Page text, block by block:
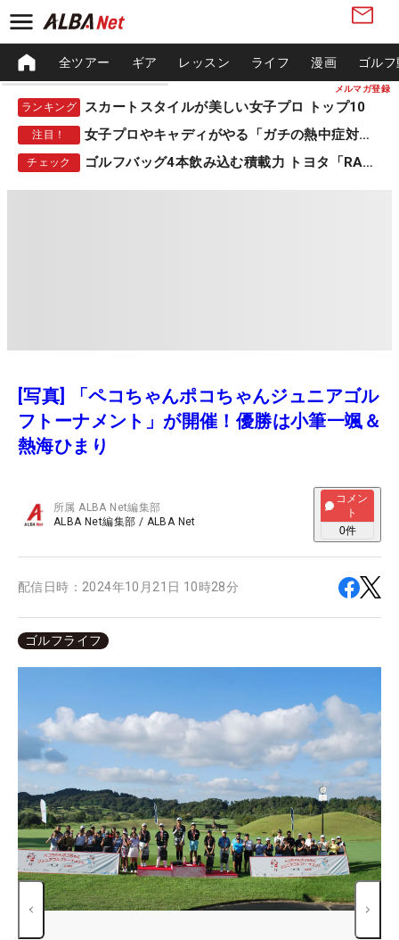
メルマガ登録
全ツアー ギア レッスン ライフ 漫画 ゴル
ランキング スカートスタイルが美しい女子プロ トップ10
注目！ 女子プロやキャディがやる「ガチの熱中症対策」
チェック ゴルフバッグ4本飲み込む積載力 トヨタ「RAV4」
[写真] 「ペコちゃんポコちゃんジュニアゴル
フトーナメント」が開催！優勝は小筆一颯＆
熱海ひまり
所属ALBA Net編集部
ALBA Net編集部 / ALBA Net
コメン
ト
0件
配信日時： 2024年10月21日 10時28分
ゴルフライフ